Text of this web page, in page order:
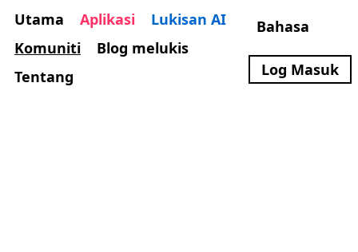
Utama Aplikasi
Lukisan AI
Komuniti
Blog melukis
Tentang
Bahasa
Log Masuk